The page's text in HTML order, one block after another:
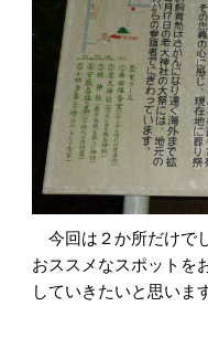
今回は２か所だけで
おススメなスポットを
していきたいと思いま